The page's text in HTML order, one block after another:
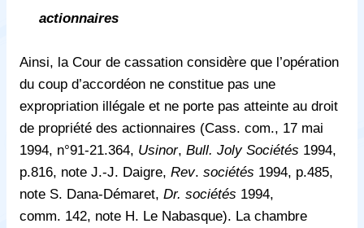
actionnaires
Ainsi, la Cour de cassation considère que l’opération
du coup d’accordéon ne constitue pas une
expropriation illégale et ne porte pas atteinte au droit
de propriété des actionnaires (Cass. com., 17 mai
1994, n°91-21.364, Usinor, Bull. Joly Sociétés 1994,
p.816, note J.-J. Daigre, Rev. sociétés 1994, p.485,
note S. Dana-Démaret, Dr. sociétés 1994,
comm. 142, note H. Le Nabasque). La chambre